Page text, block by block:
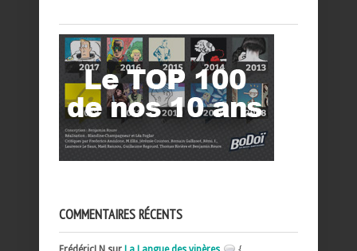
COMMENTAIRES RÉCENTS